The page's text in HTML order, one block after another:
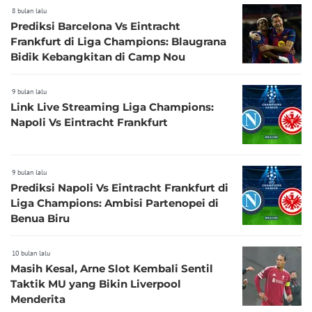
8 bulan lalu
Prediksi Barcelona Vs Eintracht
Frankfurt di Liga Champions: Blaugrana
Bidik Kebangkitan di Camp Nou
9 bulan lalu
Link Live Streaming Liga Champions:
Napoli Vs Eintracht Frankfurt
9 bulan lalu
Prediksi Napoli Vs Eintracht Frankfurt di
Liga Champions: Ambisi Partenopei di
Benua Biru
10 bulan lalu
Masih Kesal, Arne Slot Kembali Sentil
Taktik MU yang Bikin Liverpool
Menderita